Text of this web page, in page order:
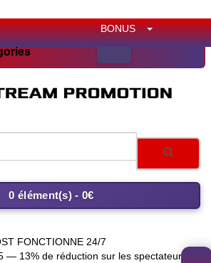
BONUS
0 élément(s) - 0€
FONCTIONNE 24/7
— 13% de réduction sur les spectateurs